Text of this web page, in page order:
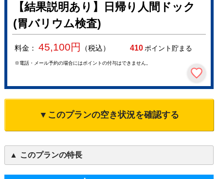
【結果説明あり】日帰り人間ドック
(胃バリウム検査)
料金： 45,100円 （税込） 410ポイント貯まる
※電話・メール予約の場合にはポイントの付与はできません。
▼このプランの空き状況を確認する
このプランの特長